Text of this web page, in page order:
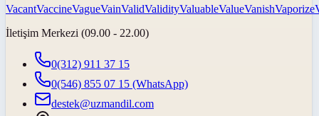
VacantVaccineVagueVainValidValidityValuableValueVanishVaporize
İletişim Merkezi (09.00 - 22.00)
0(312) 911 37 15
0(546) 855 07 15 (WhatsApp)
destek@uzmandil.com